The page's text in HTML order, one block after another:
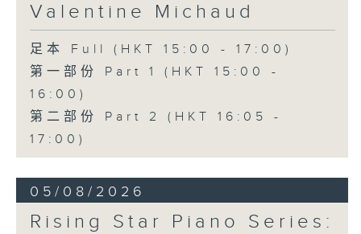
《秋決》 (20’)
香港中樂團主辦，2006年香港藝術節節目。
2006年2月26日香港大會堂音樂廳錄音。
Valentine Michaud
足本 Full (HKT 15:00 - 17:00)
第一部份 Part 1 (HKT 15:00 -
16:00)
第二部份 Part 2 (HKT 16:05 -
17:00)
05/08/2026
Rising Star Piano Series: